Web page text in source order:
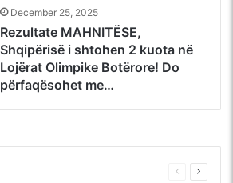
December 25, 2025
Rezultate MAHNITËSE,
Shqipërisë i shtohen 2 kuota në
Lojërat Olimpike Botërore! Do
përfaqësohet me…
Faqja